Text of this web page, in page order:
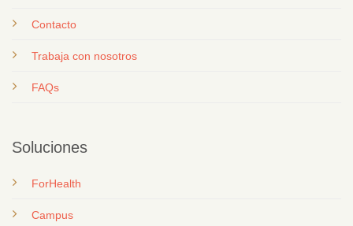
Contacto
Trabaja con nosotros
FAQs
Soluciones
ForHealth
Campus